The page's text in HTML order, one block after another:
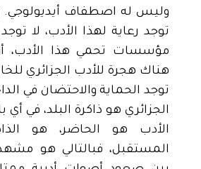
وليس له اصطفاف أيديولوجي.
توجد رعاية لهذا الأدب، لا
مؤسسات تحمي هذا الأدب، أو
هناك هجرة للأدب الجزائري
توجد الحماية والاحتضان في
الجزائري هو ذاكرة البلد، في أي
الأدب هو الحاضر، هو
المستقبل، فبالتالي هو